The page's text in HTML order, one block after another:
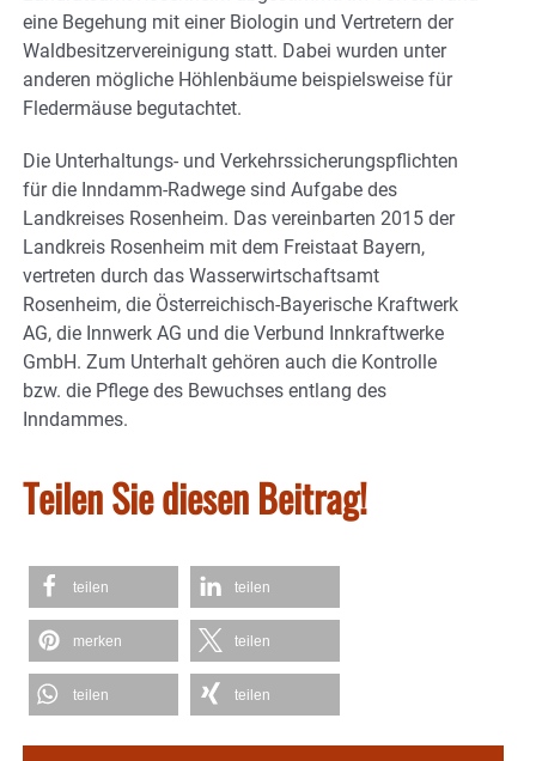
eine Begehung mit einer Biologin und Vertretern der
Waldbesitzervereinigung statt. Dabei wurden unter
anderen mögliche Höhlenbäume beispielsweise für
Fledermäuse begutachtet.
Die Unterhaltungs- und Verkehrssicherungspflichten
für die Inndamm-Radwege sind Aufgabe des
Landkreises Rosenheim. Das vereinbarten 2015 der
Landkreis Rosenheim mit dem Freistaat Bayern,
vertreten durch das Wasserwirtschaftsamt
Rosenheim, die Österreichisch-Bayerische Kraftwerk
AG, die Innwerk AG und die Verbund Innkraftwerke
GmbH. Zum Unterhalt gehören auch die Kontrolle
bzw. die Pflege des Bewuchses entlang des
Inndammes.
Teilen Sie diesen Beitrag!
teilen teilen
merken teilen
teilen teilen